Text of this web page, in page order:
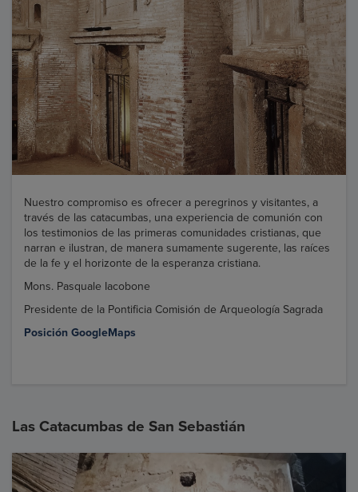
Nuestro compromiso es ofrecer a peregrinos y visitantes, a
través de las catacumbas, una experiencia de comunión con
los testimonios de las primeras comunidades cristianas, que
narran e ilustran, de manera sumamente sugerente, las raíces
de la fe y el horizonte de la esperanza cristiana.
Mons. Pasquale Iacobone
Presidente de la Pontificia Comisión de Arqueología Sagrada
Posición GoogleMaps
Las Catacumbas de San Sebastián